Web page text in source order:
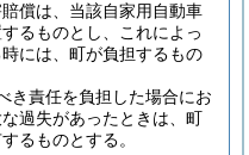
償は、当該自家用自動車
るものとし、これによっ
には、町が負担するもの
き責任を負担した場合にお
過失があったときは、町
るものとする。